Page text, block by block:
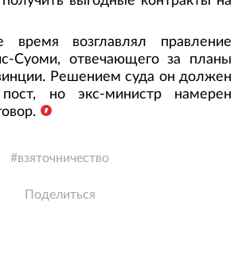
время возглавлял правление
Суоми, отвечающего за планы
Решением суда он должен
но экс-министр намерен
взяточничество
Поделиться